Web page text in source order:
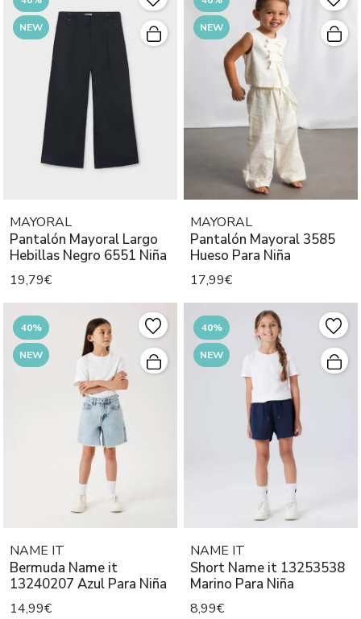
NEW
MAYORAL
Pantalón Mayoral Largo
Hebillas Negro 6551 Niña
19,79€
NEW
MAYORAL
Pantalón Mayoral 3585
Hueso Para Niña
17,99€
40%
NEW
NAME IT
Bermuda Name it
13240207 Azul Para Niña
14,99€
40%
NEW
NAME IT
Short Name it 13253538
Marino Para Niña
8,99€